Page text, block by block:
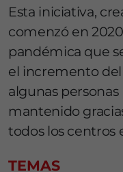
Esta iniciativa,
comenzó en
pandémica que
el incremento
algunas
mantenido
todos los centros
TEMAS